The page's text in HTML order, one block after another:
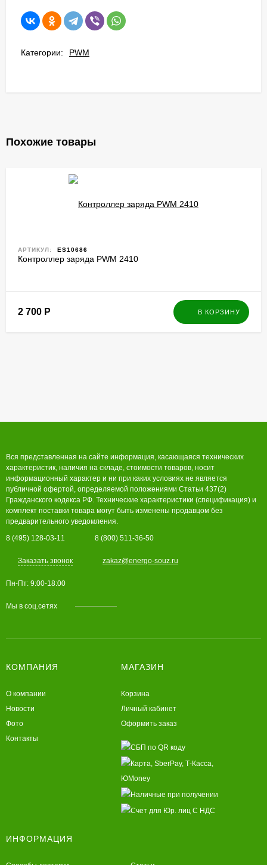
Категории: PWM
Похожие товары
АРТИКУЛ: ES10686
Контроллер заряда PWM 2410
2 700 Р В КОРЗИНУ
Вся представленная на сайте информация, касающаяся технических
характеристик, наличия на складе, стоимости товаров, носит
информационный характер и ни при каких условиях не является
публичной офертой, определяемой положениями Статьи 437(2)
Гражданского кодекса РФ. Технические характеристики (спецификация) и
комплект поставки товара могут быть изменены продавцом без
предварительного уведомления.
8 (495) 128-03-11
8 (800) 511-36-50
Заказать звонок zakaz@energo-souz.ru
Пн-Пт: 9:00-18:00
Мы в соц.сетях
КОМПАНИЯ
О компании
Новости
Фото
Контакты
МАГАЗИН
Корзина
Личный кабинет
Оформить заказ
ИНФОРМАЦИЯ